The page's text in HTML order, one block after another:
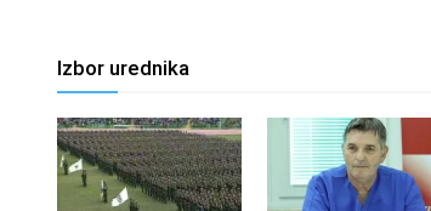
Izbor urednika